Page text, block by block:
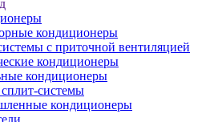
кондиционеры
с приточной вентиляцией
кондиционеры
кондиционеры
системы
кондиционеры